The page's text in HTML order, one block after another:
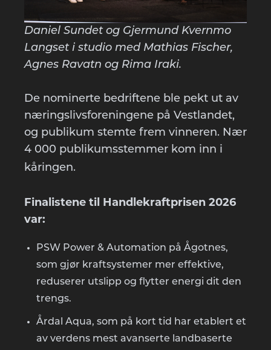
Daniel Sundet og Gjermund Kvernmo
Langset i studio med Mathias Fischer,
Agnes Ravatn og Rima Iraki.
De nominerte bedriftene ble pekt ut av
næringslivsforeningene på Vestlandet,
og publikum stemte frem vinneren. Nær
4 000 publikumsstemmer kom inn i
kåringen.
Finalistene til Handlekraftprisen 2026
var:
PSW Power & Automation på Ågotnes,
som gjør kraftsystemer mer effektive,
reduserer utslipp og flytter energi dit den
trengs.
Årdal Aqua, som på kort tid har etablert et
av verdens mest avanserte landbaserte